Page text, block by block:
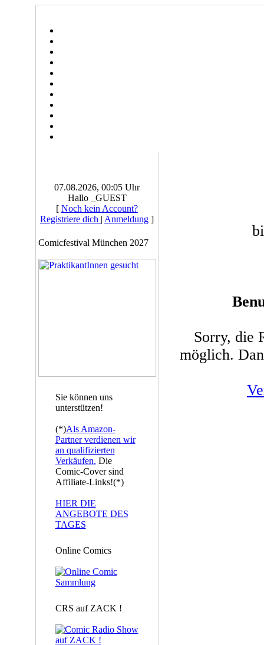
07.08.2026, 00:05 Uhr
Hallo _GUEST
[ Noch kein Account?
Registriere dich | Anmeldung ]
Comicfestival München 2027
Sie können uns
unterstützen!
(*)Als Amazon-
Partner verdienen wir
an qualifizierten
Verkäufen. Die
Comic-Cover sind
Affiliate-Links!(*)
HIER DIE
ANGEBOTE DES
TAGES
Online Comics
CRS auf ZACK !
Sorry, die
möglich.